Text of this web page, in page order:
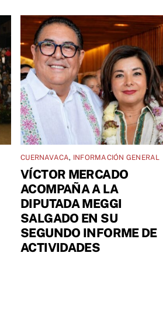
CUERNAVACA, INFORMACIÓN GENERAL
VÍCTOR MERCADO
ACOMPAÑA A LA
DIPUTADA MEGGI
SALGADO EN SU
SEGUNDO INFORME DE
ACTIVIDADES